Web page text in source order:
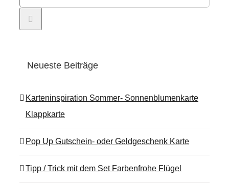
nach:
Neueste Beiträge
Karteninspiration Sommer- Sonnenblumenkarte
Klappkarte
Pop Up Gutschein- oder Geldgeschenk Karte
Tipp / Trick mit dem Set Farbenfrohe Flügel